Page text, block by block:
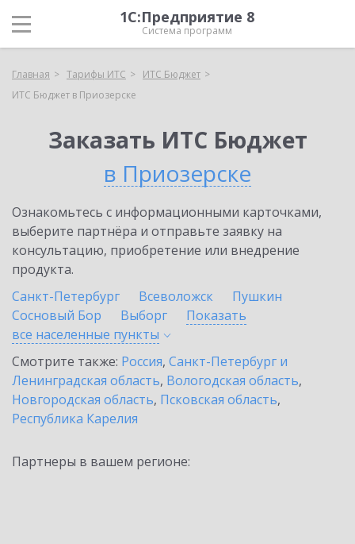
1С:Предприятие 8
Система программ
Главная Тарифы ИТС
ИТС Бюджет
ИТС Бюджет в Приозерске
Заказать ИТС Бюджет
в Приозерске
Ознакомьтесь с информационными карточками,
выберите партнёра и отправьте заявку на
консультацию, приобретение или внедрение
продукта.
Санкт-Петербург
Всеволожск
Пушкин
Сосновый Бор
Выборг
Показать
все населенные пункты
Смотрите также: Россия, Санкт-Петербург и
Ленинградская область, Вологодская область,
Новгородская область, Псковская область,
Республика Карелия
Партнеры в вашем регионе: